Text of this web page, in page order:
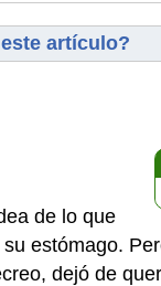
artículo?
de lo que
estómago.
dejó de